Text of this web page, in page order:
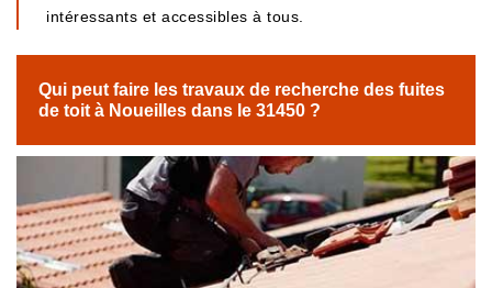
intéressants et accessibles à tous.
Qui peut faire les travaux de recherche des fuites
de toit à Noueilles dans le 31450 ?